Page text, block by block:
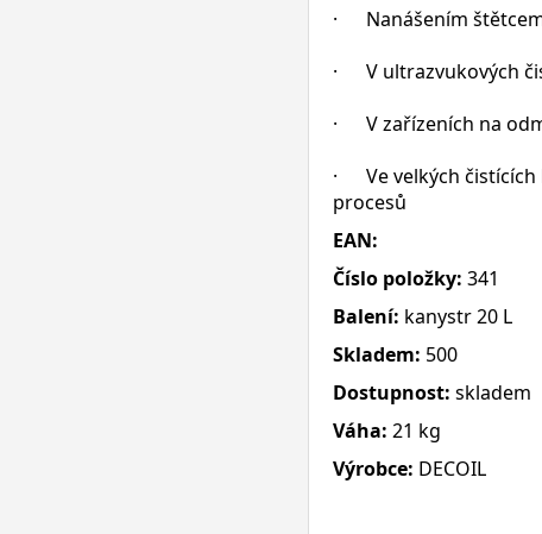
· Nanášením
· V ultrazvukových
· V zařízeních na
· Ve velkých čistících
procesů
EAN:
Číslo položky: 341
Balení: kanystr 20 L
Skladem: 500
Dostupnost: skladem
Váha: 21 kg
Výrobce: DECOIL